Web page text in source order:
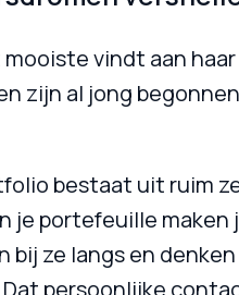
vindt aan
zijn al jong
bestaat uit ruim
je portefeuille
bij ze langs en
persoonlijke